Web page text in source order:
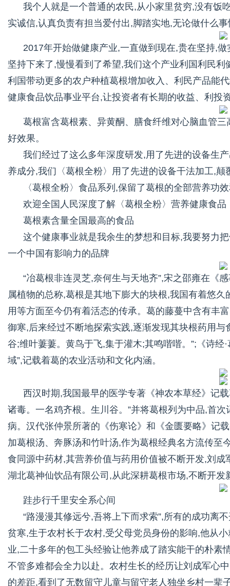
我个人就是一个普通的农民,从小家里贫穷,没有饭
实诚信,认真负责有担当爱付出,脚踏实地,无论做什么
2017年开始做健康产业,一直做到现在,贵在坚持,
坚持下来了,慢慢看到了希望,我们这个产业利国利民
利国带动更多的农户种植葛根增加收入、利民产品能
健康食品饮品事业平台,让投资者有长期的收益、利投
葛根富含葛根素、异黄酮、膳食纤维对心脑血管
好效果。
我们经过了这么多年深度研发,用了先进的设备生
养成分,我们〈葛根全粉〉用了先进的设备干法加工,颠
〈葛根全粉〉食品系列,保留了葛根的全部营养功
欢迎全国人民深度了解〈葛根全粉〉营养健康食品
葛根素含量全国最高的食品
这个健康事业就是我余生的梦想和目标,我要努力
一个中国有影响力的品牌
“冶葛根非连灵芝,奈何生与天地齐”,宋之邵雍在《
属植物的总称,葛根是其地下膨大的块根,我国有着悠
用等方面至今仍有着活态的传承。葛的藤蔓中含有丰
御寒,后来经过不断地探索实践,逐渐发现其块根药用与
谷;维叶萋萋。黄鸟于飞,集于灌木;其鸣喈喈。”;《诗
域”,记载着葛的农业活动和文化内涵。
西汉时期,我国最早的医学专著《神农本草经》记
诸毒。一名鸡齐根。生川谷。”并将葛根列为中品,首
病。汉代张仲景所著的《伤寒论》和《金匮要略》记
加葛根汤、奔豚汤和竹叶汤,作为葛根经典名方流传至
食同源中药材,其营养价值与药用价值被不断开发,刘
湖北葛神仙饮品有限公司,从此深耕葛根市场,不断开发
跬步行千里安全系心间
“路漫漫其修远兮,吾将上下而求索”,所有的成功离
贫寒,生于农村长于农村,受父母党员身份的影响,他从
业,二十多年的包工头经验让他养成了踏实能干的朴素
不管多难都会全力以赴。农村生长的经历让刘成军心
的差距,看到了无数留守儿童与留守老人独坐乡村一辈